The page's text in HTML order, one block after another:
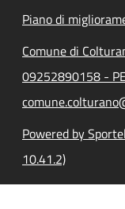
Piano di
Comune di
09252890158 -
Powered by
10.41.2)